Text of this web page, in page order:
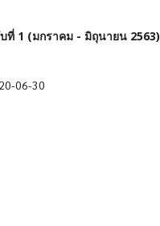
1 (มกราคม - มิถุนายน 2563)
06-30